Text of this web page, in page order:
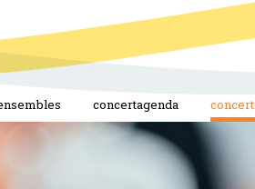
concertagenda